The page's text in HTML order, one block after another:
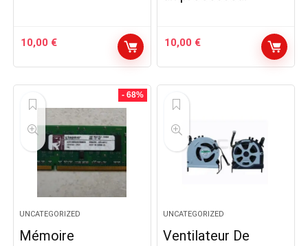
10,00 € 10,00 €
- 68%
UNCATEGORIZED
Mémoire
UNCATEGORIZED
Ventilateur De